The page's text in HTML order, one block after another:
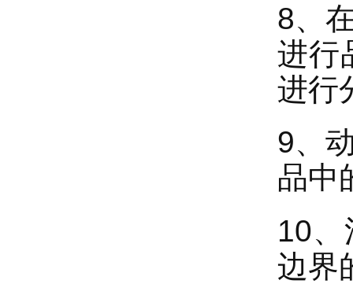
8、
进行
进行
9、
品中
10
边界